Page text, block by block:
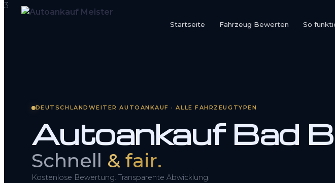
Startseite Fahrzeug Bewerten So
So funktioniert’s
DEUTSCHLANDWEITER AUTOANKAUF · ALLE FAHRZEUGTYPEN
Autoankauf Bad
Schnell & fair.
Kostenlose Bewertung. Transparente Abwicklung.